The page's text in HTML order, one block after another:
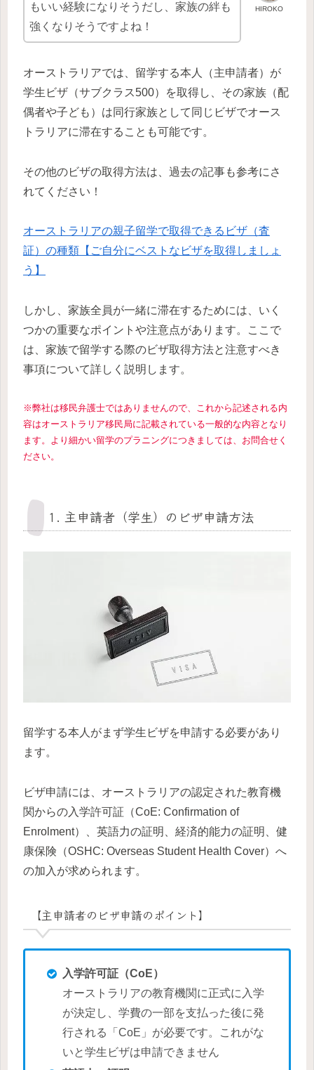
HIROKO
もいい経験になりそうだし、家族の絆も
強くなりそうですよね！
オーストラリアでは、留学する本人（主申請者）が
学生ビザ（サブクラス500）を取得し、その家族（配
偶者や子ども）は同行家族として同じビザでオース
トラリアに滞在することも可能です。
その他のビザの取得方法は、過去の記事も参考にさ
れてください！
オーストラリアの親子留学で取得できるビザ（査
証）の種類【ご自分にベストなビザを取得しましょ
う】
しかし、家族全員が一緒に滞在するためには、いく
つかの重要なポイントや注意点があります。ここで
は、家族で留学する際のビザ取得方法と注意すべき
事項について詳しく説明します。
※弊社は移民弁護士ではありませんので、これから記述される内
容はオーストラリア移民局に記載されている一般的な内容となり
ます。より細かい留学のプラニングにつきましては、お問合せく
ださい。
1. 主申請者（学生）のビザ申請方法
留学する本人がまず学生ビザを申請する必要があり
ます。
ビザ申請には、オーストラリアの認定された教育機
関からの入学許可証（CoE: Confirmation of
Enrolment）、英語力の証明、経済的能力の証明、健
康保険（OSHC: Overseas Student Health Cover）へ
の加入が求められます。
【主申請者のビザ申請のポイント】
入学許可証（CoE）
オーストラリアの教育機関に正式に入学
が決定し、学費の一部を支払った後に発
行される「CoE」が必要です。これがな
いと学生ビザは申請できません